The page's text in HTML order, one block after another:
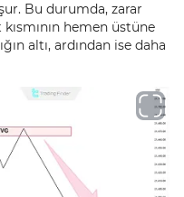
Bu durumda, zarar
hemen üstüne
altı, ardından ise daha